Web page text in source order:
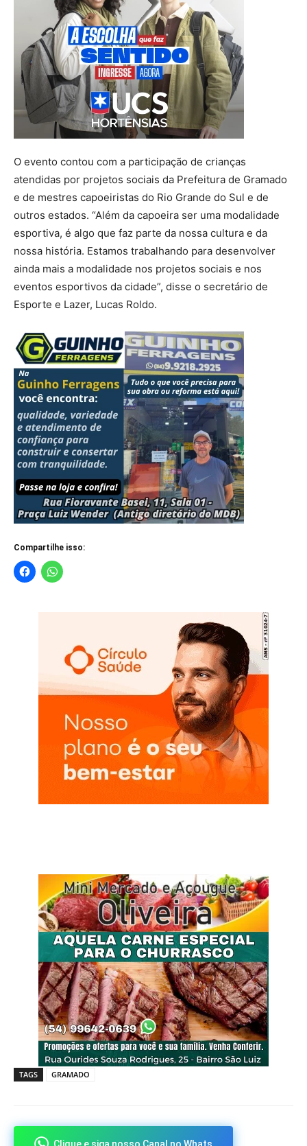
O evento contou com a participação de crianças
atendidas por projetos sociais da Prefeitura de Gramado
e de mestres capoeiristas do Rio Grande do Sul e de
outros estados. “Além da capoeira ser uma modalidade
esportiva, é algo que faz parte da nossa cultura e da
nossa história. Estamos trabalhando para desenvolver
ainda mais a modalidade nos projetos sociais e nos
eventos esportivos da cidade”, disse o secretário de
Esporte e Lazer, Lucas Roldo.
Compartilhe isso:
TAGS GRAMADO